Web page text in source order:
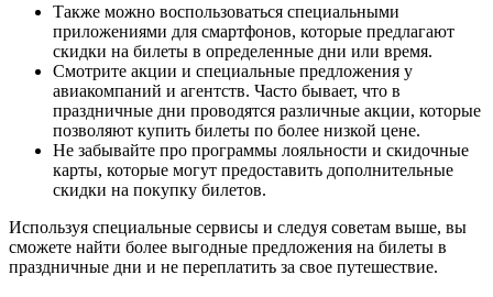
Также можно воспользоваться специальными
приложениями для смартфонов, которые предлагают
скидки на билеты в определенные дни или время.
Смотрите акции и специальные предложения у
авиакомпаний и агентств. Часто бывает, что в
праздничные дни проводятся различные акции, которые
позволяют купить билеты по более низкой цене.
Не забывайте про программы лояльности и скидочные
карты, которые могут предоставить дополнительные
скидки на покупку билетов.
Используя специальные сервисы и следуя советам выше, вы
сможете найти более выгодные предложения на билеты в
праздничные дни и не переплатить за свое путешествие.